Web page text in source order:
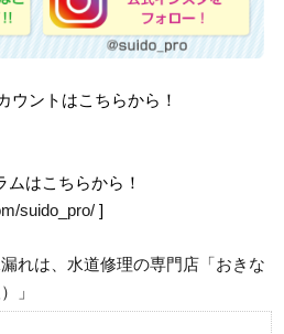
ントはこちらから！
はこちらから！
suido_pro/ ]
れは、水道修理の専門店「おきな
」